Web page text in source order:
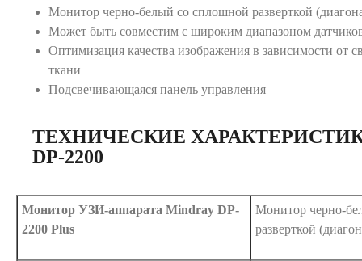
Монитор черно-белый со сплошной разверткой
Может быть совместим с широким диапазоном
Оптимизация качества изображения в зависимости от
ткани
Подсвечивающаяся панель управления
ТЕХНИЧЕСКИЕ
DP-2200
Монитор УЗИ-аппарата Mindray DP-
2200 Plus
Монитор черно-
разверткой